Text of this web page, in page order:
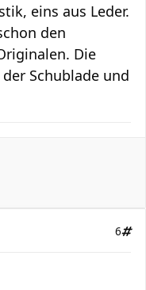
eins aus Leder.
den
Die
Schublade und
6